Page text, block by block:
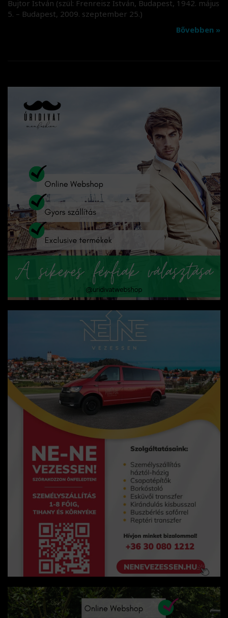
Bujtor István (szül: Frenreisz István, Budapest, 1942. május
5. – Budapest, 2009. szeptember 25.)
Bővebben »